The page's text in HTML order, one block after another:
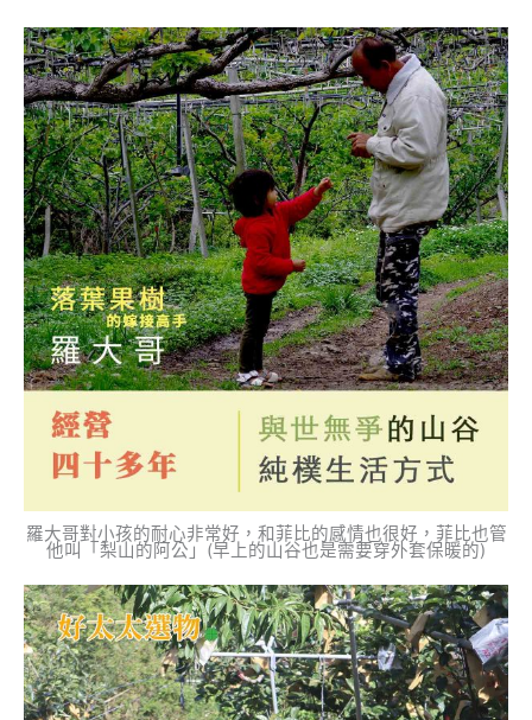
羅大哥對小孩的耐心非常好，和菲比的感情也很好，菲比也管
他叫「梨山的阿公」(早上的山谷也是需要穿外套保暖的)